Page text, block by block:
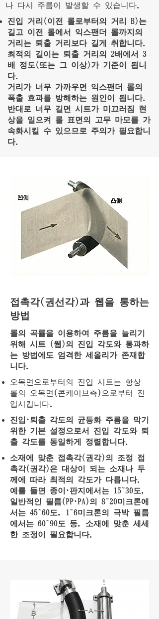
나 다시 주름이 발생할 수 있습니다.
진입 거리(이전 롤로부터의 거리 B)는
길고 이전 롤에서 익스팬더 롤까지의
거리는 퇴출 거리보다 길게 취합니다.
최적의 길이는 퇴출 거리의 2배에서 3
배 정도(또는 그 이상)가 기준이 됩니
다.
거리가 너무 가까우면 익스팬더 롤의
폭출 효과를 방해하는 원인이 됩니다.
반대로 너무 길면 시트가 미끄러짐 현
상을 일으켜 롤 표면의 고무 마모를 가
속화시킬 수 있으므로 주의가 필요합니
다.
접촉각(권선각)과 웹을 통하는
방법
롤의 곡률을 이용하여 주름을 늘리기
위해 시트 (웹)의 진입 각도와 통과하
는 방법에도 엄격한 세올리가 존재합
니다.
오목면으로부터의 진입 시트는 항상
롤의 오목면(콘케이브측)으로부터 진
입시킵니다.
진입·퇴출 각도의 균등화 주름을 막기
위한 기본 설정으로서 진입 각도와 퇴
출 각도를 동일하게 정렬합니다.
소재에 맞춘 접촉각(권각)의 조정 접
촉각(권각)은 대상이 되는 소재나 두
께에 따라 최적의 각도가 다릅니다.
예를 들면 종이·판지에서는 15~30도,
일반적인 필름(PP·PA)의 8~20미크론에
서는 45~60도, 1~6미크론의 극박 필름
에서는 60~90도 등, 소재에 맞춘 세세
한 조정이 필요합니다.